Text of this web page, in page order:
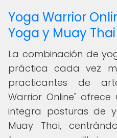
Yoga Warrior
Yoga y Muay Thai
La combinación de
práctica cada vez
practicantes de
Warrior Online"
integra posturas de
Muay Thai,